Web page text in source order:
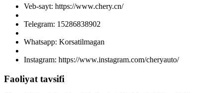
Veb-sayt: https://www.chery.cn/
Telegram: 15286838902
Whatsapp: Korsatilmagan
Instagram: https://www.instagram.com/cheryauto/
Faoliyat tavsifi